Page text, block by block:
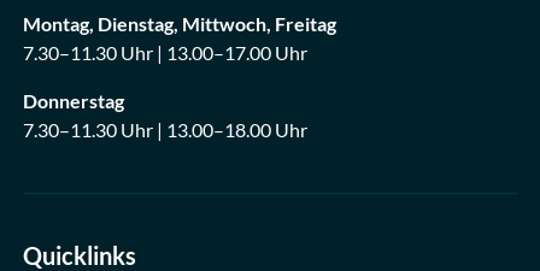
Montag, Dienstag, Mittwoch, Freitag
7.30–11.30 Uhr | 13.00–17.00 Uhr
Donnerstag
7.30–11.30 Uhr | 13.00–18.00 Uhr
Quicklinks